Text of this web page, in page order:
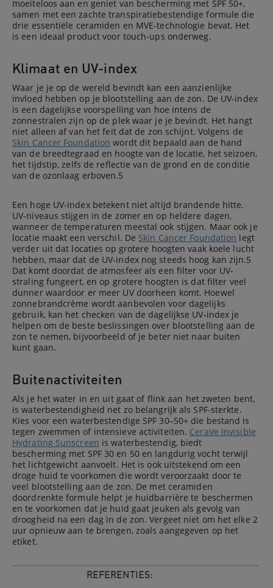
moeiteloos aan en geniet van bescherming met SPF 50+,
samen met een zachte transpiratiebestendige formule die
drie essentiële ceramiden en MVE-technologie bevat. Het
is een ideaal product voor touch-ups onderweg.
Klimaat en UV-index
Waar je je op de wereld bevindt kan een aanzienlijke
invloed hebben op je blootstelling aan de zon. De UV-index
is een dagelijkse voorspelling van hoe intens de
zonnestralen zijn op de plek waar je je bevindt. Het hangt
niet alleen af van het feit dat de zon schijnt. Volgens de
Skin Cancer Foundation wordt dit bepaald aan de hand
van de breedtegraad en hoogte van de locatie, het seizoen,
het tijdstip, zelfs de reflectie van de grond en de conditie
van de ozonlaag erboven.5
Een hoge UV-index betekent niet altijd brandende hitte.
UV-niveaus stijgen in de zomer en op heldere dagen,
wanneer de temperaturen meestal ook stijgen. Maar ook je
locatie maakt een verschil. De Skin Cancer Foundation legt
verder uit dat locaties op grotere hoogten vaak koele lucht
hebben, maar dat de UV-index nog steeds hoog kan zijn.5
Dat komt doordat de atmosfeer als een filter voor UV-
straling fungeert, en op grotere hoogten is dat filter veel
dunner waardoor er meer UV doorheen komt. Hoewel
zonnebrandcrème wordt aanbevolen voor dagelijks
gebruik, kan het checken van de dagelijkse UV-index je
helpen om de beste beslissingen over blootstelling aan de
zon te nemen, bijvoorbeeld of je beter niet naar buiten
kunt gaan.
Buitenactiviteiten
Als je het water in en uit gaat of flink aan het zweten bent,
is waterbestendigheid net zo belangrijk als SPF-sterkte.
Kies voor een waterbestendige SPF 30–50+ die bestand is
tegen zwemmen of intensieve activiteiten. CeraVe Invisible
Hydrating Sunscreen is waterbestendig, biedt
bescherming met SPF 30 en 50 en langdurig vocht terwijl
het lichtgewicht aanvoelt. Het is ook uitstekend om een
droge huid te voorkomen die wordt veroorzaakt door te
veel blootstelling aan de zon. De met ceramiden
doordrenkte formule helpt je huidbarrière te beschermen
en te voorkomen dat je huid gaat jeuken als gevolg van
droogheid na een dag in de zon. Vergeet niet om het elke 2
uur opnieuw aan te brengen, zoals aangegeven op het
etiket.
REFERENTIES: